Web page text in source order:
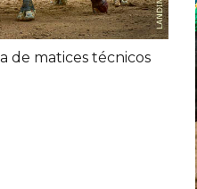
de matices técnicos